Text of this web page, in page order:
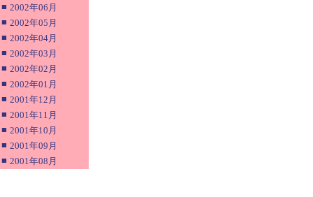
■ 2002年06月
■ 2002年05月
■ 2002年04月
■ 2002年03月
■ 2002年02月
■ 2002年01月
■ 2001年12月
■ 2001年11月
■ 2001年10月
■ 2001年09月
■ 2001年08月